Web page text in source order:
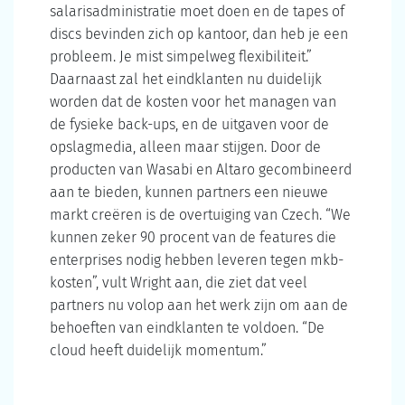
salarisadministratie moet doen en de tapes of
discs bevinden zich op kantoor, dan heb je een
probleem. Je mist simpelweg flexibiliteit.”
Daarnaast zal het eindklanten nu duidelijk
worden dat de kosten voor het managen van
de fysieke back-ups, en de uitgaven voor de
opslagmedia, alleen maar stijgen. Door de
producten van Wasabi en Altaro gecombineerd
aan te bieden, kunnen partners een nieuwe
markt creëren is de overtuiging van Czech. “We
kunnen zeker 90 procent van de features die
enterprises nodig hebben leveren tegen mkb-
kosten”, vult Wright aan, die ziet dat veel
partners nu volop aan het werk zijn om aan de
behoeften van eindklanten te voldoen. “De
cloud heeft duidelijk momentum.”